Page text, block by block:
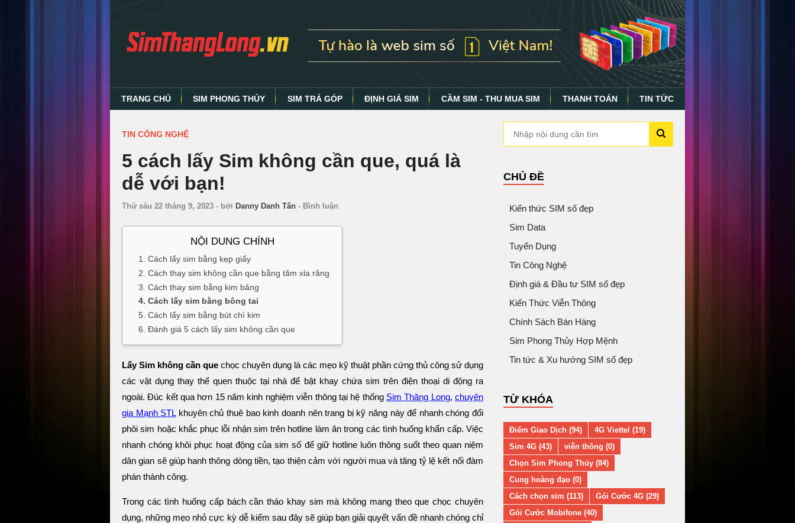
TRANG CHỦ SIM PHONG THỦY SIM TRẢ GÓP ĐỊNH GIÁ SIM CẦM SIM - THU MUA SIM THANH TOÁN TIN TỨC
TIN CÔNG NGHỆ
5 cách lấy Sim không cần que, quá là
dễ với bạn!
Thứ sáu 22 tháng 9, 2023 - bởi Danny Danh Tân - Bình luận
NỘI DUNG CHÍNH
1. Cách lấy sim bằng kẹp giấy
2. Cách thay sim không cần que bằng tăm xỉa răng
3. Cách thay sim bằng kim băng
4. Cách lấy sim bằng bông tai
5. Cách lấy sim bằng bút chì kim
6. Đánh giá 5 cách lấy sim không cần que
Lấy Sim không cần que chọc chuyên dụng là các mẹo kỹ thuật phần cứng thủ công sử dụng
các vật dụng thay thế quen thuộc tại nhà để bật khay chứa sim trên điện thoại di động ra
ngoài. Đúc kết qua hơn 15 năm kinh nghiệm viễn thông tại hệ thống Sim Thăng Long,chuyên
gia Mạnh STLkhuyên chủ thuê bao kinh doanh nên trang bị kỹ năng này để nhanh chóng đổi
phôi sim hoặc khắc phục lỗi nhận sim trên hotline làm ăn trong các tình huống khẩn cấp. Việc
nhanh chóng khôi phục hoạt động của sim số để giữ hotline luôn thông suốt theo quan niệm
dân gian sẽ giúp hanh thông dòng tiền, tạo thiện cảm với người mua và tăng tỷ lệ kết nối đàm
phán thành công.
Trong các tình huống cấp bách cần tháo khay sim mà không mang theo que chọc chuyên
dụng, những mẹo nhỏ cực kỳ dễ kiếm sau đây sẽ giúp bạn giải quyết vấn đề nhanh chóng chỉ
CHỦ ĐỀ
Kiến thức SIM số đẹp
Sim Data
Tuyển Dụng
Tin Công Nghệ
Định giá & Đầu tư SIM số đẹp
Kiến Thức Viễn Thông
Chính Sách Bán Hàng
Sim Phong Thủy Hợp Mệnh
Tin tức & Xu hướng SIM số đẹp
TỪ KHÓA
Điểm Giao Dịch (94)
4G Viettel (19)
Sim 4G (43)
viễn thông (0)
Chọn Sim Phong Thủy (84)
Cung hoàng đạo (0)
Cách chọn sim (113)
Gói Cước 4G (29)
Gói Cước Mobifone (40)